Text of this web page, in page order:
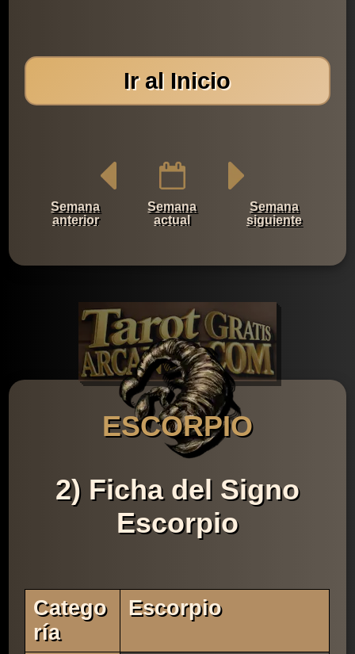
Ir al Inicio
Semana
anterior
Semana
actual
Semana
siguiente
ESCORPIO
2) Ficha del Signo
Escorpio
Catego
Ría
Escorpio